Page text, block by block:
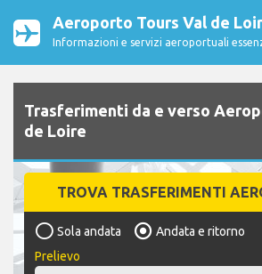
Aeroporto Tours Val de
Informazioni e servizi aeroportuali
Trasferimenti da e verso
de Loire
TROVA TRASFERIMENTI
Sola andata
Andata e ritorno
Prelievo